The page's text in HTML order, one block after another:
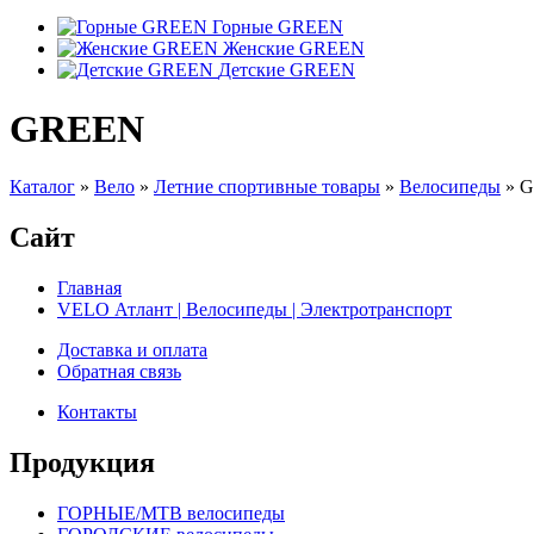
Горные GREEN
Женские GREEN
Детские GREEN
GREEN
Каталог » Вело » Летние спортивные товары » Велосипеды »
Сайт
Главная
VELO Атлант | Велосипеды | Электротранспорт
Доставка и оплата
Обратная связь
Контакты
Продукция
ГОРНЫЕ/MTB велосипеды